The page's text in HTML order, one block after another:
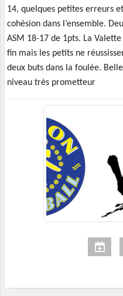
14, quelques petites erreurs
cohésion dans l’ensemble.
ASM 18-17 de 1pts. La
fin mais les petits ne
deux buts dans la foulée.
niveau très prometteur